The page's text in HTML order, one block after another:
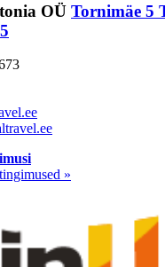
OÜ Tornimäe 5
»